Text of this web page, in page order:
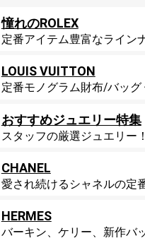
憧れのROLEX
定番アイテム豊富なライン
LOUIS VUITTON
定番モノグラム財布/バッグ
おすすめジュエリー特集
スタッフの厳選ジュエリー！
CHANEL
愛され続けるシャネルの定
HERMES
バーキン、ケリー、新作バ